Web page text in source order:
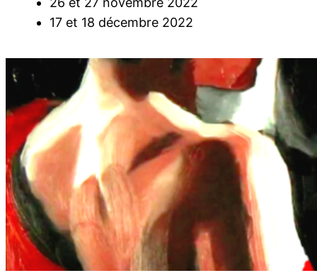
17 et 18 décembre 2022